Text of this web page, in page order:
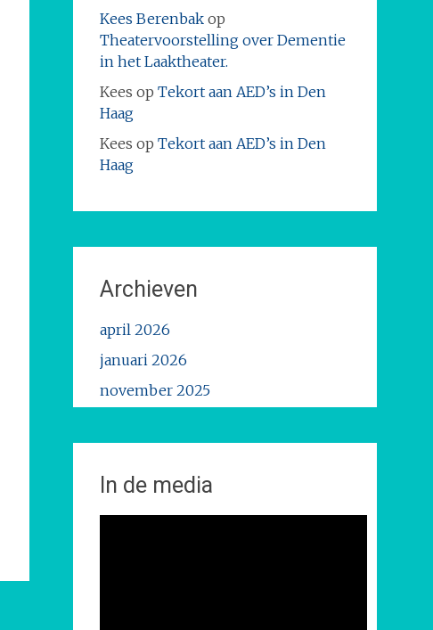
Kees Berenbakop
Theatervoorstelling over Dementie
in het Laaktheater.
Kees op Tekort aan AED’s in Den
Haag
Kees op Tekort aan AED’s in Den
Haag
Archieven
april 2026
januari 2026
november 2025
augustus 2024
november 2023
In de media